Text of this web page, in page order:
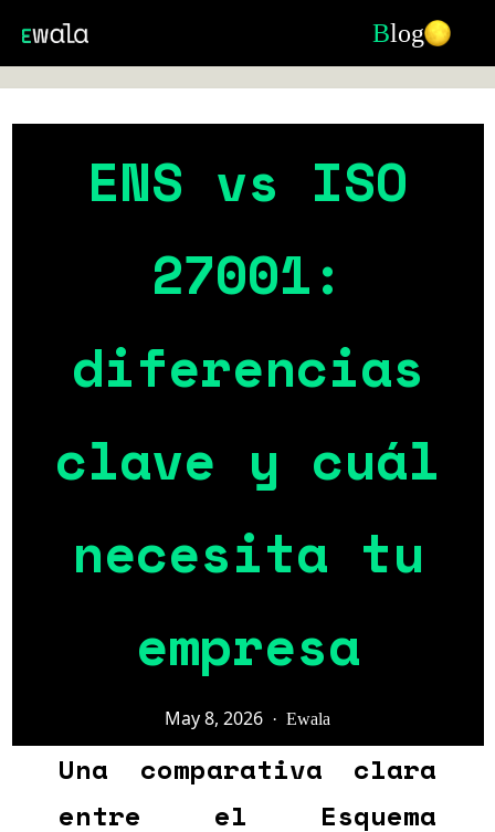
Blog
ENS vs ISO
27001:
diferencias
clave y cuál
necesita tu
empresa
May 8, 2026 · Ewala
Una comparativa clara
entre el Esquema